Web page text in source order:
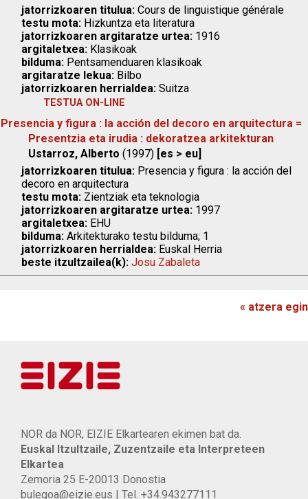
jatorrizkoaren titulua: Cours de linguistique générale
testu mota: Hizkuntza eta literatura
jatorrizkoaren argitaratze urtea: 1916
argitaletxea: Klasikoak
bilduma: Pentsamenduaren klasikoak
argitaratze lekua: Bilbo
jatorrizkoaren herrialdea: Suitza
TESTUA ON-LINE
Presencia y figura : la acción del decoro en arquitectura =
Presentzia eta irudia : dekoratzea arkitekturan
Ustarroz, Alberto (1997) [es > eu]
jatorrizkoaren titulua: Presencia y figura : la acción del
decoro en arquitectura
testu mota: Zientziak eta teknologia
jatorrizkoaren argitaratze urtea: 1997
argitaletxea: EHU
bilduma: Arkitekturako testu bilduma; 1
jatorrizkoaren herrialdea: Euskal Herria
beste itzultzailea(k): Josu Zabaleta
« atzera egin
NOR da NOR, EIZIE Elkartearen ekimen bat da.
Euskal Itzultzaile, Zuzentzaile eta Interpreteen
Elkartea
Zemoria 25 E-20013 Donostia
bulegoa@eizie.eus | Tel. +34.943277111